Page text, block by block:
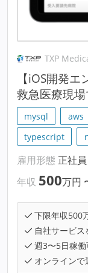
TXP
【iOS開発
救急医療現
mysql aws
typescript
雇用形態 正社員
年収 500万円
下限年収500
自社サービス
週3〜5日稼
オンラインで